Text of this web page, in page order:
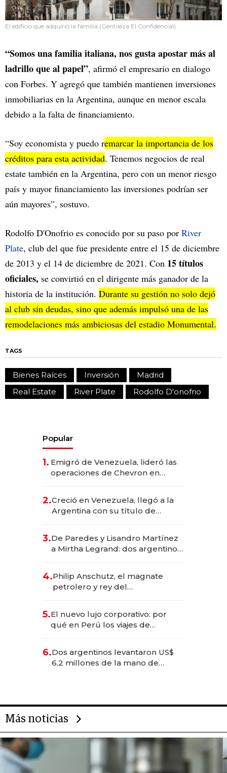
El edificio que adquirió la familia (Gentileza El Confidencial)
“Somos una familia italiana, nos gusta apostar más al
ladrillo que al papel”, afirmó el empresario en dialogo
con Forbes. Y agregó que también mantienen inversiones
inmobiliarias en la Argentina, aunque en menor escala
debido a la falta de financiamiento.
“Soy economista y puedo remarcar la importancia de los
créditos para esta actividad. Tenemos negocios de real
estate también en la Argentina, pero con un menor riesgo
país y mayor financiamiento las inversiones podrían ser
aún mayores”, sostuvo.
Rodolfo D'Onofrio es conocido por su paso por River
Plate, club del que fue presidente entre el 15 de diciembre
de 2013 y el 14 de diciembre de 2021. Con 15 títulos
oficiales, se convirtió en el dirigente más ganador de la
historia de la institución. Durante su gestión no solo dejó
al club sin deudas, sino que además impulsó una de las
remodelaciones más ambiciosas del estadio Monumental.
TAGS
Bienes Raíces Inversión
Madrid
Real Estate
River Plate Rodolfo D'onofrio
Popular
1. Emigró de Venezuela, lideró las
operaciones de Chevron en
2.Creció en Venezuela, llegó a la
Argentina con su título de
las marcas "fast premium"
3.De Paredes y Lisandro Martínez
a Mirtha Legrand: dos argentinos
4.Philip Anschutz, el magnate
petrolero y rey del
Fénix
5.El nuevo lujo corporativo: por
qué en Perú los viajes de
transformadoras
6.Dos argentinos levantaron US$
6,2 millones de la mano de
Más noticias